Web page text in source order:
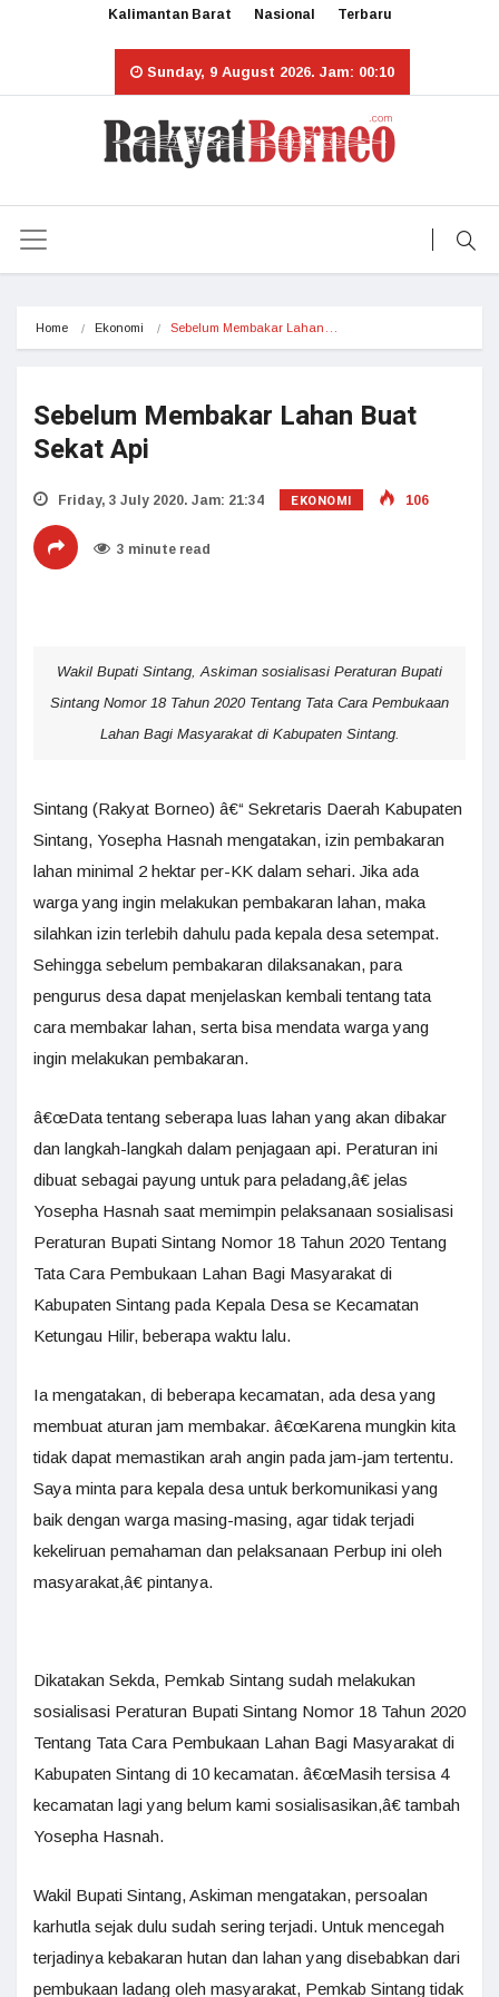
Kalimantan Barat Nasional Terbaru
Sunday, 9 August 2026. Jam: 00:10
Home Ekonomi Sebelum Membakar Lahan…
Sebelum Membakar Lahan Buat
Sekat Api
Friday, 3 July 2020. Jam: 21:34 EKONOMI 106
3 minute read
Wakil Bupati Sintang, Askiman sosialisasi Peraturan Bupati
Sintang Nomor 18 Tahun 2020 Tentang Tata Cara Pembukaan
Lahan Bagi Masyarakat di Kabupaten Sintang.
Sintang (Rakyat Borneo) â€“ Sekretaris Daerah Kabupaten
Sintang, Yosepha Hasnah mengatakan, izin pembakaran
lahan minimal 2 hektar per-KK dalam sehari. Jika ada
warga yang ingin melakukan pembakaran lahan, maka
silahkan izin terlebih dahulu pada kepala desa setempat.
Sehingga sebelum pembakaran dilaksanakan, para
pengurus desa dapat menjelaskan kembali tentang tata
cara membakar lahan, serta bisa mendata warga yang
ingin melakukan pembakaran.
â€œData tentang seberapa luas lahan yang akan dibakar
dan langkah-langkah dalam penjagaan api. Peraturan ini
dibuat sebagai payung untuk para peladang,â€ jelas
Yosepha Hasnah saat memimpin pelaksanaan sosialisasi
Peraturan Bupati Sintang Nomor 18 Tahun 2020 Tentang
Tata Cara Pembukaan Lahan Bagi Masyarakat di
Kabupaten Sintang pada Kepala Desa se Kecamatan
Ketungau Hilir, beberapa waktu lalu.
Ia mengatakan, di beberapa kecamatan, ada desa yang
membuat aturan jam membakar. â€œKarena mungkin kita
tidak dapat memastikan arah angin pada jam-jam tertentu.
Saya minta para kepala desa untuk berkomunikasi yang
baik dengan warga masing-masing, agar tidak terjadi
kekeliruan pemahaman dan pelaksanaan Perbup ini oleh
masyarakat,â€ pintanya.
Dikatakan Sekda, Pemkab Sintang sudah melakukan
sosialisasi Peraturan Bupati Sintang Nomor 18 Tahun 2020
Tentang Tata Cara Pembukaan Lahan Bagi Masyarakat di
Kabupaten Sintang di 10 kecamatan. â€œMasih tersisa 4
kecamatan lagi yang belum kami sosialisasikan,â€ tambah
Yosepha Hasnah.
Wakil Bupati Sintang, Askiman mengatakan, persoalan
karhutla sejak dulu sudah sering terjadi. Untuk mencegah
terjadinya kebakaran hutan dan lahan yang disebabkan dari
pembukaan ladang oleh masyarakat, Pemkab Sintang tidak